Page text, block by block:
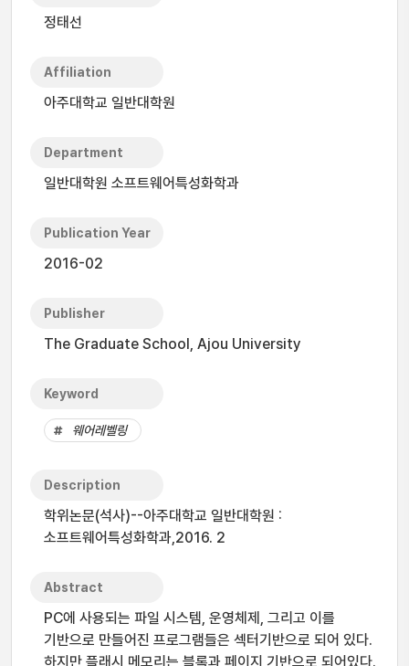
정태선
Affiliation
아주대학교 일반대학원
Department
일반대학원 소프트웨어특성화학과
Publication Year
2016-02
Publisher
The Graduate School, Ajou University
Keyword
웨어레벨링
Description
학위논문(석사)--아주대학교 일반대학원 :
소프트웨어특성화학과,2016. 2
Abstract
PC에 사용되는 파일 시스템, 운영체제, 그리고 이를
기반으로 만들어진 프로그램들은 섹터기반으로 되어 있다.
하지만 플래시 메모리는 블록과 페이지 기반으로 되어있다.